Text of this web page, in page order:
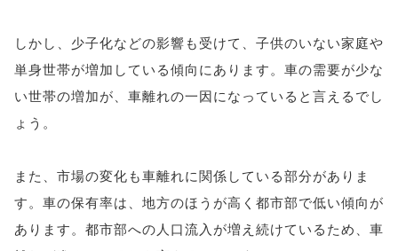
しかし、少子化などの影響も受けて、子供のいない家庭や
単身世帯が増加している傾向にあります。車の需要が少な
い世帯の増加が、車離れの一因になっていると言えるでし
ょう。
また、市場の変化も車離れに関係している部分がありま
す。車の保有率は、地方のほうが高く都市部で低い傾向が
あります。都市部への人口流入が増え続けているため、車